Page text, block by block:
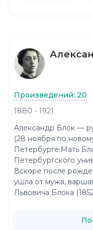
Произведений: 20
1880 - 1921
Александр Блок —
(28 ноября по
Петербурге.Мать
Петербургского
Вскоре после
ушла от мужа,
Львовича Блока